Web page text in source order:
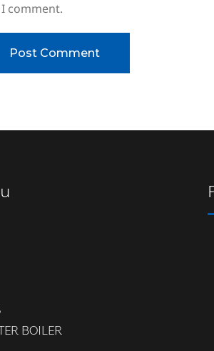
comment.
BOILER